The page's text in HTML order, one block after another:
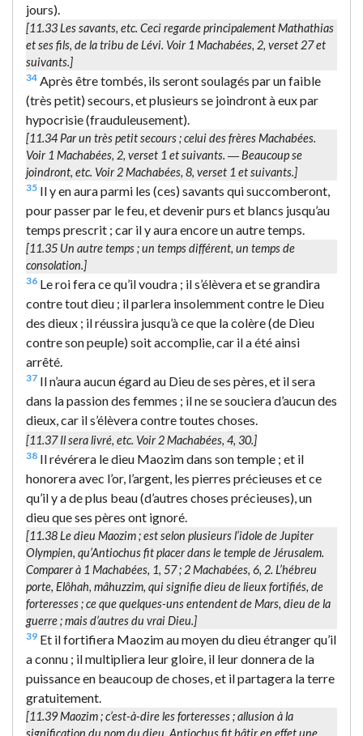
jours).
[11.33Les savants, etc. Ceci regarde principalement Mathathias
et ses fils, de la tribu de Lévi. Voir 1 Machabées, 2, verset 27 et
suivants.]
34 Après être tombés, ils seront soulagés par un faible
(très petit) secours, et plusieurs se joindront à eux par
hypocrisie (frauduleusement).
[11.34 Par un très petit secours; celui des frères Machabées.
Voir 1 Machabées, 2, verset 1 et suivants. ―Beaucoup se
joindront, etc. Voir 2 Machabées, 8, verset 1 et suivants.]
35 Il y en aura parmi les (ces) savants qui succomberont,
pour passer par le feu, et devenir purs et blancs jusqu’au
temps prescrit ; car il y aura encore un autre temps.
[11.35 Un autre temps; un temps différent, un temps de
consolation.]
36 Le roi fera ce qu’il voudra ; il s’élèvera et se grandira
contre tout dieu ; il parlera insolemment contre le Dieu
des dieux ; il réussira jusqu’à ce que la colère (de Dieu
contre son peuple) soit accomplie, car il a été ainsi
arrêté.
37 Il n’aura aucun égard au Dieu de ses pères, et il sera
dans la passion des femmes ; il ne se souciera d’aucun des
dieux, car il s’élèvera contre toutes choses.
[11.37Il sera livré, etc. Voir 2 Machabées, 4, 30.]
38 Il révérera le dieu Maozim dans son temple ; et il
honorera avec l’or, l’argent, les pierres précieuses et ce
qu’il y a de plus beau (d’autres choses précieuses), un
dieu que ses pères ont ignoré.
[11.38Le dieu Maozim; est selon plusieurs l’idole de Jupiter
Olympien, qu’Antiochus fit placer dans le temple de Jérusalem.
Comparer à 1 Machabées, 1, 57 ; 2 Machabées, 6, 2. L’hébreu
porte, Elôhah, mâhuzzim, qui signifiedieu de lieux fortifiés, de
forteresses; ce que quelques-uns entendent de Mars, dieu de la
guerre ; mais d’autres du vrai Dieu.]
39 Et il fortifiera Maozim au moyen du dieu étranger qu’il
a connu ; il multipliera leur gloire, il leur donnera de la
puissance en beaucoup de choses, et il partagera la terre
gratuitement.
[11.39Maozim; c’est-à-dire les forteresses ; allusion à la
signification du nom du dieu. Antiochus fit bâtir en effet une